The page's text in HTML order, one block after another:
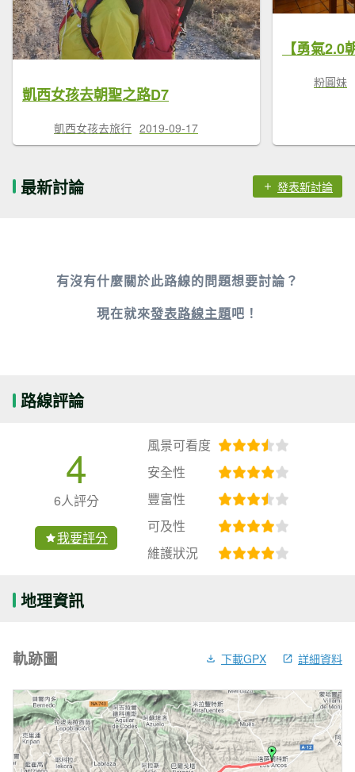
凱西女孩去朝聖之路D7
凱西女孩去旅行 2019-09-17
【勇氣
粉圓妹
最新討論 發表新討論
有沒有什麼關於此路線的問題想要討論？
現在就來發表路線主題吧！
路線評論
4
6人評分
我要評分
風景可看度
安全性
豐富性
可及性
維護狀況
地理資訊
軌跡圖 下載GPX 詳細資料